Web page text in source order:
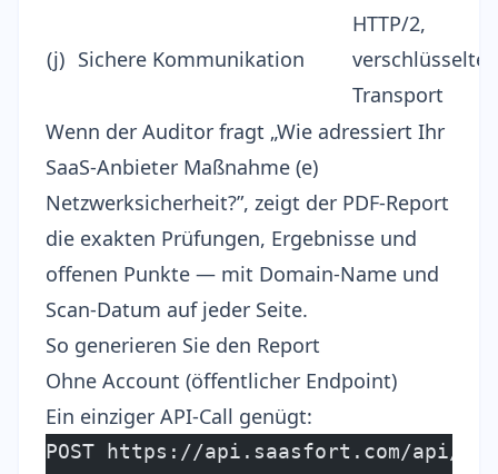
(j) Sichere Kommunikation
HTTP/2,
verschlüsselter
Transport
Wenn der Auditor fragt „Wie adressiert Ihr
SaaS-Anbieter Maßnahme (e)
Netzwerksicherheit?”, zeigt der PDF-Report
die exakten Prüfungen, Ergebnisse und
offenen Punkte — mit Domain-Name und
Scan-Datum auf jeder Seite.
So generieren Sie den Report
Ohne Account (öffentlicher Endpoint)
Ein einziger API-Call genügt:
POST https://api.saasfort.com/api/